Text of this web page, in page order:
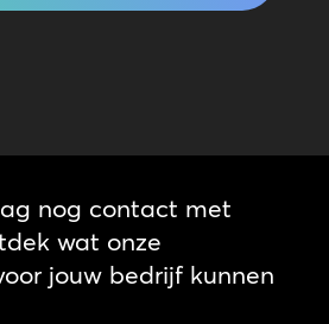
nog contact met
wat onze
jouw bedrijf kunnen